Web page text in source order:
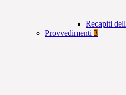
Recapiti
Provvedimenti 3